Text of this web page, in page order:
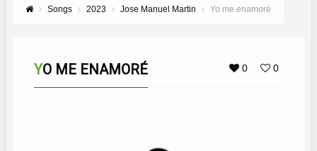
Songs 2023 Jose Manuel Martin Yo me enamoré
0 0
YO ME ENAMORÉ